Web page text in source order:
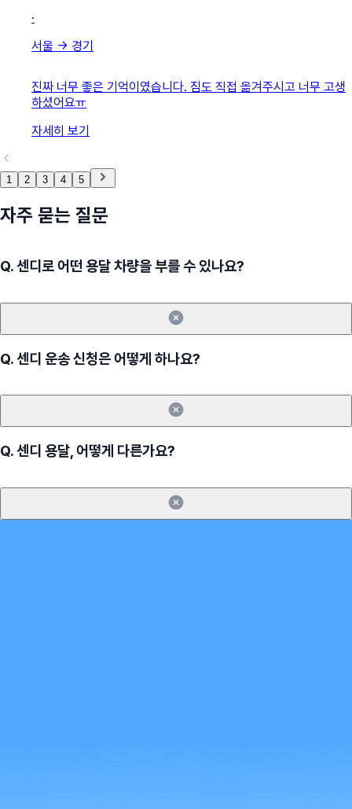
·
서울 → 경기
진짜 너무 좋은 기억이였습니다. 짐도 직접 옮겨주시고 너무 고생
하셨어요ㅠ
자세히 보기
1 2 3 4 5
자주 묻는 질문
Q.센디로 어떤 용달 차량을 부를 수 있나요?
Q.센디 운송 신청은 어떻게 하나요?
Q.센디 용달, 어떻게 다른가요?